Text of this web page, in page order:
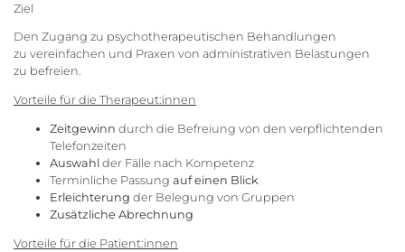
Ziel
Den Zugang zu psychotherapeutischen Behandlungen
zu vereinfachen und Praxen von administrativen Belastungen
zu befreien.
Vorteile für die Therapeut:innen
Zeitgewinn durch die Befreiung von den verpflichtenden
Telefonzeiten
Auswahl der Fälle nach Kompetenz
Terminliche Passung auf einen Blick
Erleichterung der Belegung von Gruppen
Zusätzliche Abrechnung
Vorteile für die Patient:innen